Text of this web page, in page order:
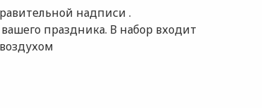
надписи .
праздника. В набор входит